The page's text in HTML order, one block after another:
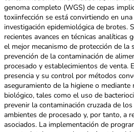
genoma completo (WGS) de cepas
toxiinfección se está convirtiendo en
investigación epidemiológica de brotes.
recientes avances en técnicas analíticas
el mejor mecanismo de protección de la
prevención de la contaminación de
procesado y establecimientos de venta.
presencia y su control por métodos
aseguramiento de la higiene o
biológico, tales como el uso de
prevenir la contaminación cruzada de
ambientes de procesado y, por tanto, a
asociados. La implementación de